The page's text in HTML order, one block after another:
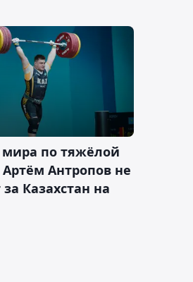
по тяжёлой
Антропов не
Казахстан на